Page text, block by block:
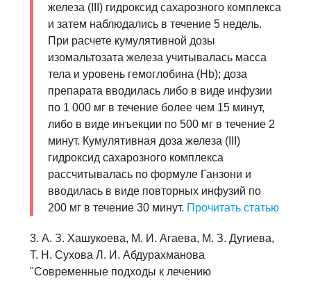
железа (III) гидроксид сахарозного комплекса
и затем наблюдались в течение 5 недель.
При расчете кумулятивной дозы
изомальтозата железа учитывалась масса
тела и уровень гемоглобина (Hb); доза
препарата вводилась либо в виде инфузии
по 1 000 мг в течение более чем 15 минут,
либо в виде инъекции по 500 мг в течение 2
минут. Кумулятивная доза железа (III)
гидроксид сахарозного комплекса
рассчитывалась по формуле Ганзони и
вводилась в виде повторных инфузий по
200 мг в течение 30 минут. Прочитать статью
3. А. З. Хашукоева, М. И. Агаева, М. З. Дугиева,
Т. Н. Сухова Л. И. Абдурахманова
"Современные подходы к лечению